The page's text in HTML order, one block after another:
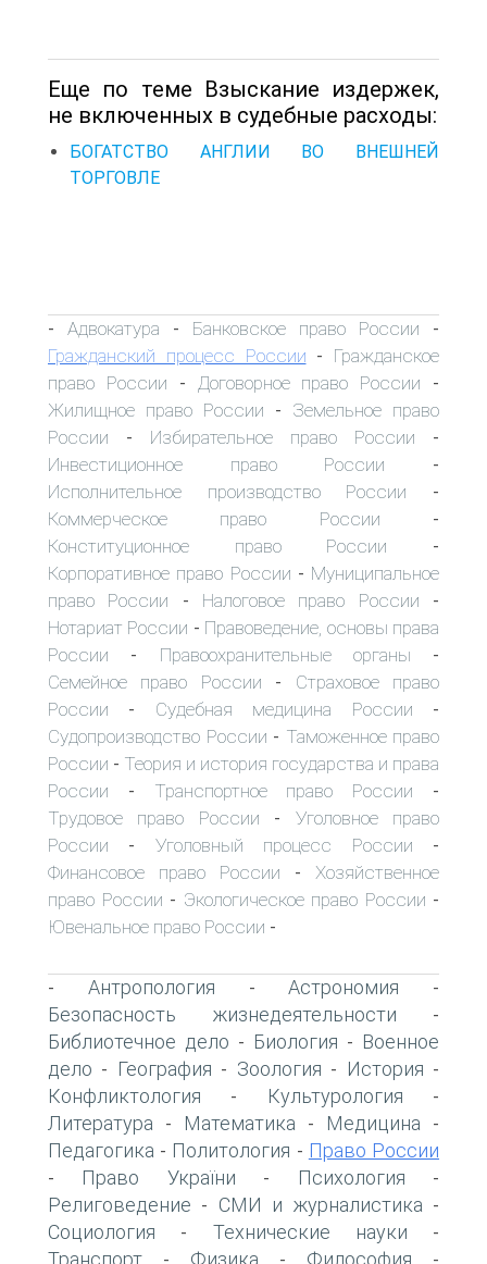
Еще по теме Взыскание издержек,
не включенных в судебные расходы:
БОГАТСТВО АНГЛИИ ВО ВНЕШНЕЙ
ТОРГОВЛЕ
- Адвокатура - Банковское право России -
Гражданский процесс России - Гражданское
право России - Договорное право России -
Жилищное право России - Земельное право
России - Избирательное право России -
Инвестиционное право России -
Исполнительное производство России -
Коммерческое право России -
Конституционное право России -
Корпоративное право России - Муниципальное
право России - Налоговое право России -
Нотариат России - Правоведение, основы права
России - Правоохранительные органы -
Семейное право России - Страховое право
России - Судебная медицина России -
Судопроизводство России - Таможенное право
России - Теория и история государства и права
России - Транспортное право России -
Трудовое право России - Уголовное право
России - Уголовный процесс России -
Финансовое право России - Хозяйственное
право России - Экологическое право России -
Ювенальное право России -
- Антропология -Астрономия -
Безопасность жизнедеятельности -
Библиотечное дело - Биология - Военное
дело - География - Зоология - История -
Конфликтология - Культурология -
Литература - Математика - Медицина -
Педагогика - Политология - Право России
- Право України - Психология -
Религоведение - СМИ и журналистика -
Социология - Технические науки -
Транспорт Физика Философия